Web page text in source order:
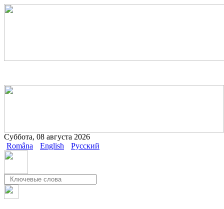
Суббота, 08 августа 2026
Româna
English Русский